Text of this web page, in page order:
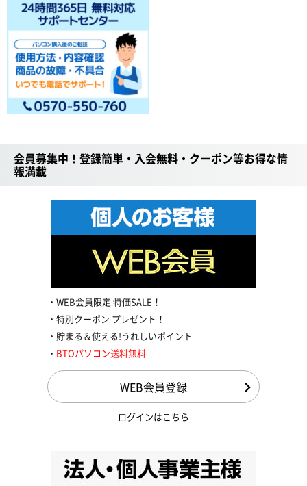
会員募集中！登録簡単・入会無料・クーポン等お得な情
報満載
WEB会員限定 特価SALE！
特別クーポン プレゼント！
貯まる＆使える!うれしいポイント
BTOパソコン送料無料
WEB会員登録
ログインはこちら